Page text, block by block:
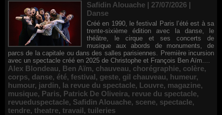
Safidin Alouache | 27/07/2026 |
Danse
Créé en 1990, le festival Paris l’été est à sa
trente-sixième édition avec la danse, le
théâtre, le cirque et ses concerts de
musique aux abords de monuments, de
parcs de la capitale ou dans des salles parisiennes. Première incursion
avec un spectacle créé en 2025 de Christophe et François Ben Aïm....
Alex Blondeau, Ben Aïm, chauveau, chorégraphie, colère,
corps, danse, été, festival, geste, gil chauveau, humeur,
humour, jardin, la revue du spectacle, Louvre, magazine,
musique, Paris, Patrick De Oliveira, revue du spectacle,
revueduspectacle, Safidin Alouache, scene, spectacle,
tendre, theatre, travail, tuileries